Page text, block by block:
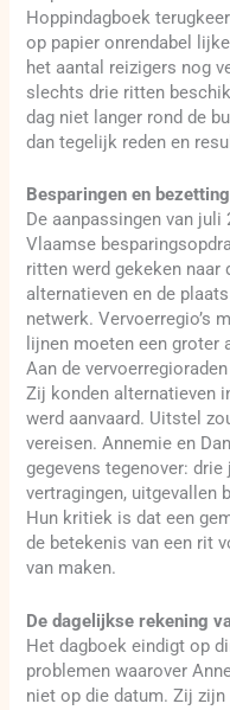
Hoppindagboek
op papier onrendabel
het aantal reizigers nog
slechts drie ritten
dag niet langer rond de
dan tegelijk reden en
Besparingen en
De aanpassingen van juli
Vlaamse
ritten werd gekeken naar
alternatieven en de
netwerk. Vervoerregio’s
lijnen moeten een groter
Aan de
Zij konden alternatieven
werd aanvaard. Uitstel
vereisen. Annemie en
gegevens tegenover:
vertragingen, uitgevallen
Hun kritiek is dat een
de betekenis van een rit
van maken.
De dagelijkse rekening
Het dagboek eindigt op
problemen waarover
niet op die datum. Zij